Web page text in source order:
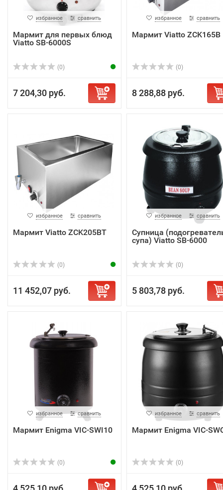
избранное сравнить
Мармит для первых блюд
Viatto SB-6000S
(0)
7 204,30 руб.
избранное сравнить
Мармит Viatto ZCK165B
(0)
8 288,88 руб.
избранное сравнить
Мармит Viatto ZCK205BT
(0)
11 452,07 руб.
избранное сравнить
Супница
супа) Viatto SB-6000
(0)
5 803,78 руб.
избранное сравнить
Мармит Enigma VIC-SWI10
(0)
избранное сравнить
Мармит Enigma VIC-
(0)